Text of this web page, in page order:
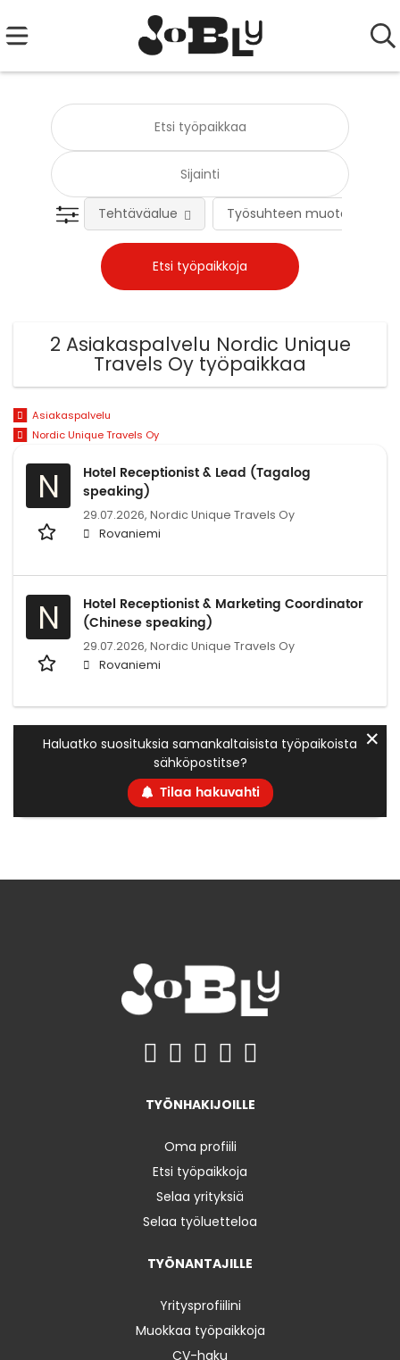
Työsuhteen muoto
Tehtäväalue
2 Asiakaspalvelu Nordic Unique
Travels Oy työpaikkaa
Asiakaspalvelu
Nordic Unique Travels Oy
N
Hotel Receptionist & Lead (Tagalog
speaking)
29.07.2026, Nordic Unique Travels Oy
Rovaniemi
N
Hotel Receptionist & Marketing Coordinator
(Chinese speaking)
29.07.2026, Nordic Unique Travels Oy
Rovaniemi
Haluatko suosituksia samankaltaisista työpaikoista
sähköpostitse?
Tilaa hakuvahti
✕
TYÖNHAKIJOILLE
Oma profiili
Etsi työpaikkoja
Selaa yrityksiä
Selaa työluetteloa
TYÖNANTAJILLE
Yritysprofiilini
Muokkaa työpaikkoja
CV-haku